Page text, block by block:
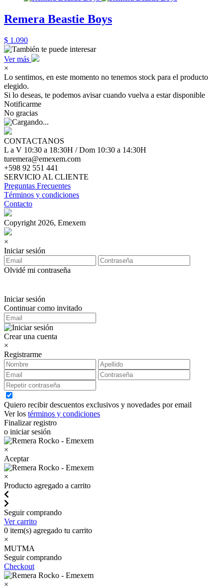
Remera Beastie Boys
$ 1.090
Ver más
×
Lo sentimos, en este momento no tenemos stock para el producto
elegido.
Si lo deseas, te podemos avisar cuando vuelva a estar disponible
Notificarme
No gracias
CONTACTANOS
L a V 10:30 a 18:30H / Dom 10:30 a 14:30H
turemera@emexem.com
+598 92 551 441
SERVICIO AL CLIENTE
Preguntas Frecuentes
Términos y condiciones
Contacto
Copyright 2026, Emexem
×
Iniciar sesión
Olvidé mi contraseña
Iniciar sesión
Continuar como invitado
Crear una cuenta
×
Registrarme
Quiero recibir descuentos exclusivos y novedades por email
Ver los términos y condiciones
Finalizar registro
o iniciar sesión
×
Aceptar
×
Producto agregado a carrito
Seguir comprando
Ver carrito
0 item(s) agregado tu carrito
×
MUTMA
Seguir comprando
Checkout
×